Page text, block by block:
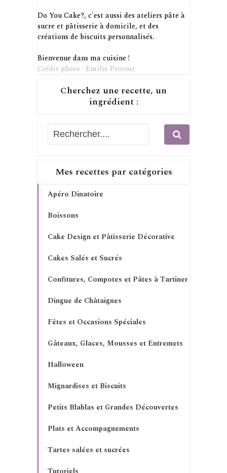
Do You Cake?, c'est aussi des ateliers pâte à
sucre et pâtisserie à domicile, et des
créations de biscuits personnalisés.
Bienvenue dans ma cuisine !
Crédit photo : Emilie Provost
Cherchez une recette, un
ingrédient :
Mes recettes par catégories
Apéro Dinatoire
Boissons
Cake Design et Pâtisserie Décorative
Cakes Salés et Sucrés
Confitures, Compotes et Pâtes à Tartiner
Dingue de Châtaignes
Fêtes et Occasions Spéciales
Gâteaux, Glaces, Mousses et Entremets
Halloween
Mignardises et Biscuits
Petits Blablas et Grandes Découvertes
Plats et Accompagnements
Tartes salées et sucrées